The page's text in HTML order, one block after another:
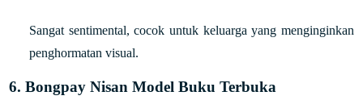
Sangat sentimental, cocok untuk keluarga yang menginginkan
penghormatan visual.
6. Bongpay Nisan Model Buku Terbuka